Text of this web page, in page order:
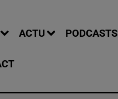
ACTU PODCASTS